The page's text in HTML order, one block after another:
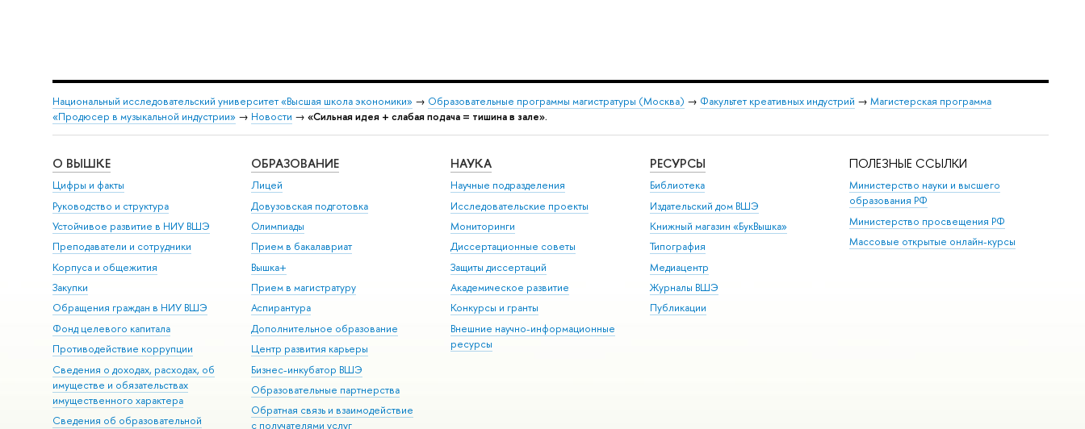
Национальный исследовательский университет «Высшая школа экономики» → Образовательные программы магистратуры (Москва) → Факультет креативных индустрий → Магистерская программа
«Продюсер в музыкальной индустрии» → Новости → «Сильная идея + слабая подача = тишина в зале».
О ВЫШКЕ
Цифры и факты
Руководство и структура
Устойчивое развитие в НИУ ВШЭ
Преподаватели и сотрудники
Корпуса и общежития
Закупки
Обращения граждан в НИУ ВШЭ
Фонд целевого капитала
Противодействие коррупции
Сведения о доходах, расходах, об
имуществе и обязательствах
имущественного характера
Сведения об образовательной
ОБРАЗОВАНИЕ
Лицей
Довузовская подготовка
Олимпиады
Прием в бакалавриат
Вышка+
Прием в магистратуру
Аспирантура
Дополнительное образование
Центр развития карьеры
Бизнес-инкубатор ВШЭ
Образовательные партнерства
Обратная связь и взаимодействие
с получателями услуг
НАУКА
Научные подразделения
Исследовательские проекты
Мониторинги
Диссертационные советы
Защиты диссертаций
Академическое развитие
Конкурсы и гранты
Внешние научно-информационные
ресурсы
РЕСУРСЫ
Библиотека
Издательский дом ВШЭ
Книжный магазин «БукВышка»
Типография
Медиацентр
Журналы ВШЭ
Публикации
ПОЛЕЗНЫЕ ССЫЛКИ
Министерство науки и высшего
образования РФ
Министерство просвещения РФ
Массовые открытые онлайн-курсы